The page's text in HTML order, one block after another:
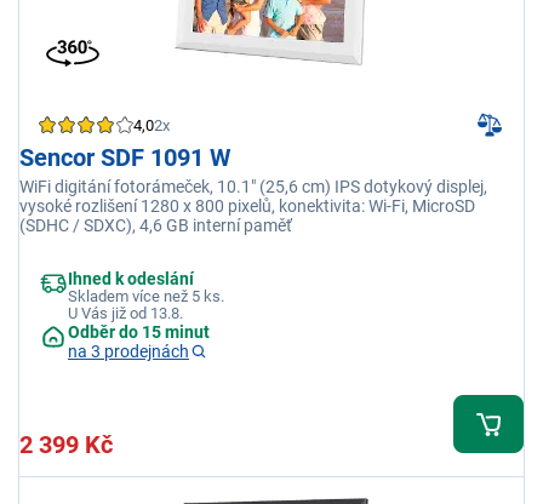
4,02x
Sencor SDF 1091 W
WiFi digitání fotorámeček, 10.1" (25,6 cm) IPS dotykový displej,
vysoké rozlišení 1280 x 800 pixelů, konektivita: Wi-Fi, MicroSD
(SDHC / SDXC), 4,6 GB interní paměť
Ihned k odeslání
Skladem více než 5 ks.
U Vás již od 13.8.
Odběr do 15 minut
na 3 prodejnách
2 399 Kč